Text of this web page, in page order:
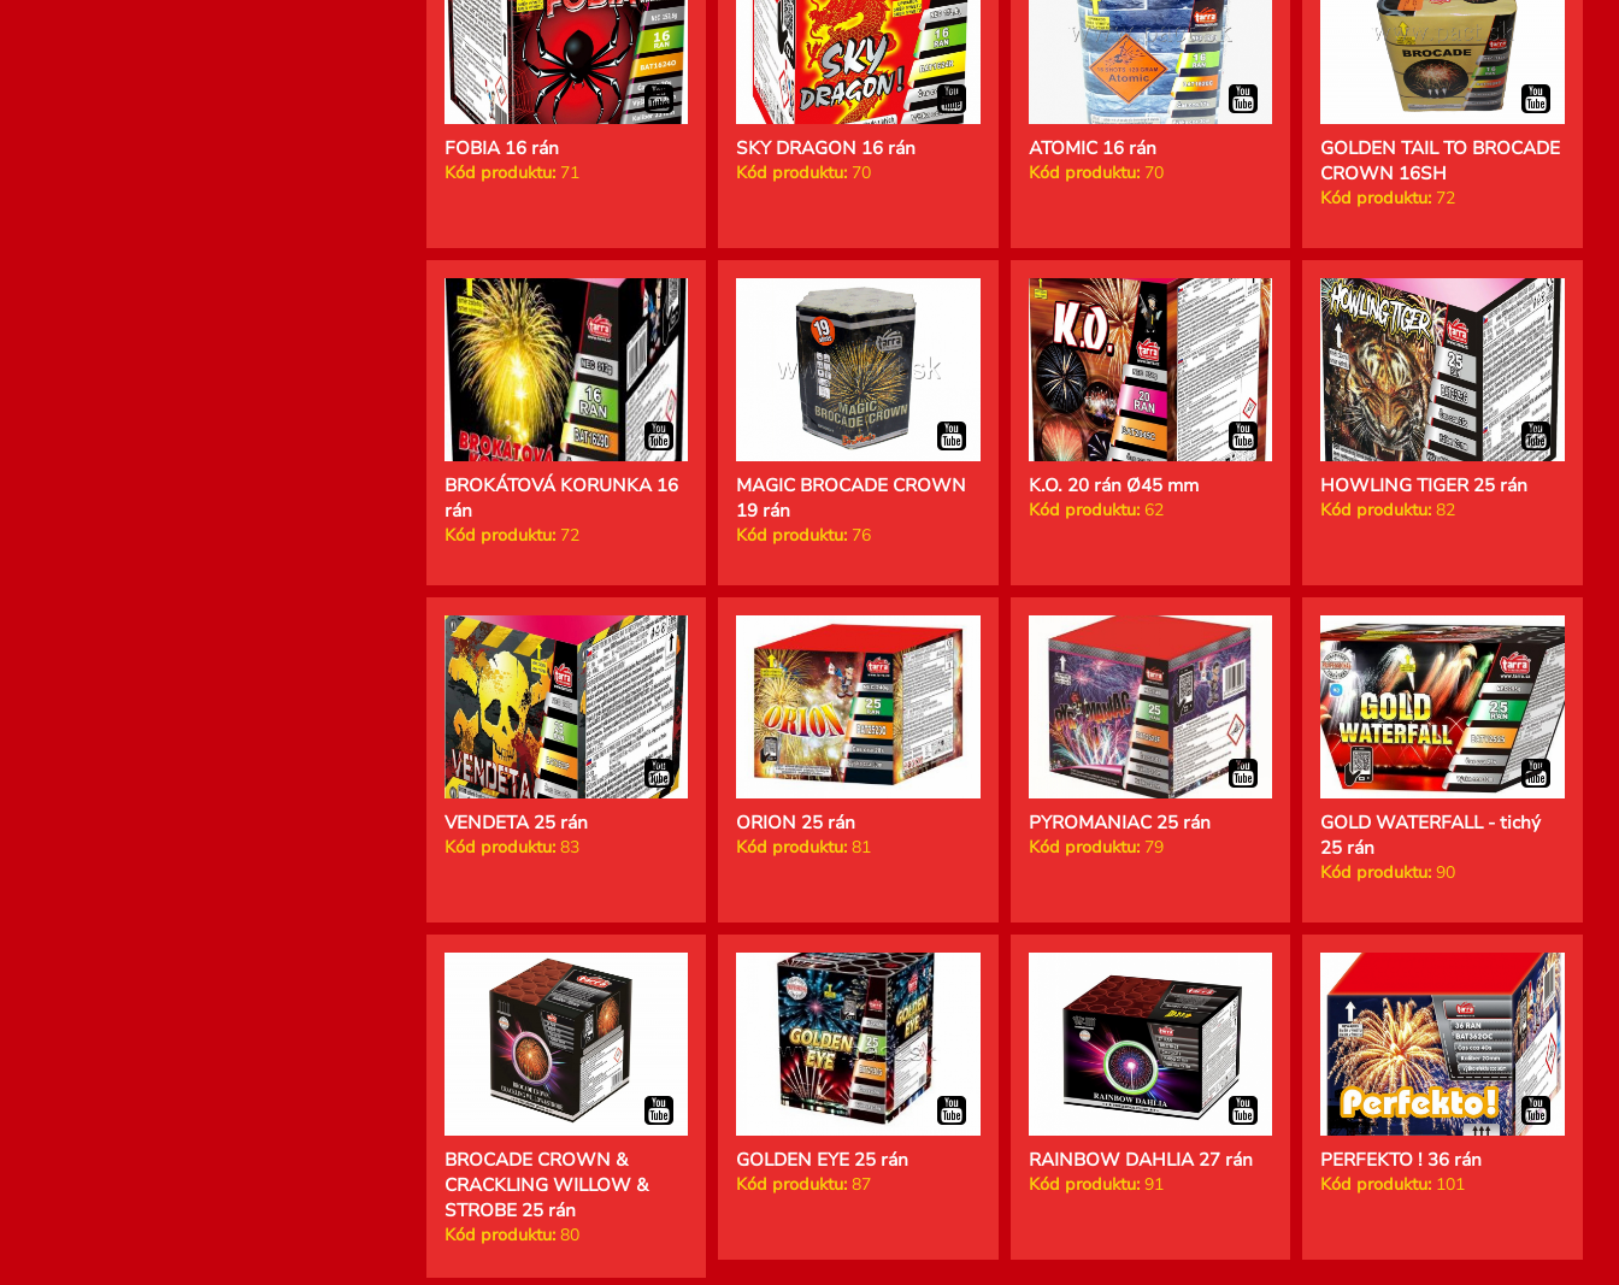
FOBIA 16 rán
Kód produktu:71
SKY DRAGON 16 rán
Kód produktu: 70
ATOMIC 16 rán
Kód produktu:70
GOLDEN TAIL TO BROCADE
CROWN 16SH
Kód produktu: 72
BROKÁTOVÁ KORUNKA 16
rán
Kód produktu:72
MAGIC BROCADE CROWN
19 rán
Kód produktu: 76
K.O. 20 rán Ø45 mm
Kód produktu:62
HOWLING TIGER 25 rán
Kód produktu: 82
VENDETA 25 rán
Kód produktu:83
ORION 25 rán
Kód produktu: 81
PYROMANIAC 25 rán
Kód produktu:79
GOLD WATERFALL - tichý
25 rán
Kód produktu: 90
BROCADE CROWN &
CRACKLING WILLOW &
STROBE 25 rán
Kód produktu:80
GOLDEN EYE 25 rán
Kód produktu: 87
RAINBOW DAHLIA 27 rán
Kód produktu:91
PERFEKTO ! 36 rán
Kód produktu: 101